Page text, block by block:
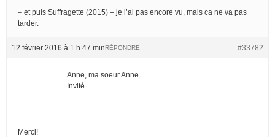
– et puis Suffragette (2015) – je l’ai pas encore vu, mais ca ne va pas
tarder.
12 février 2016 à 1 h 47 min #33782
RÉPONDRE
Anne, ma soeur Anne
Invité
Merci!